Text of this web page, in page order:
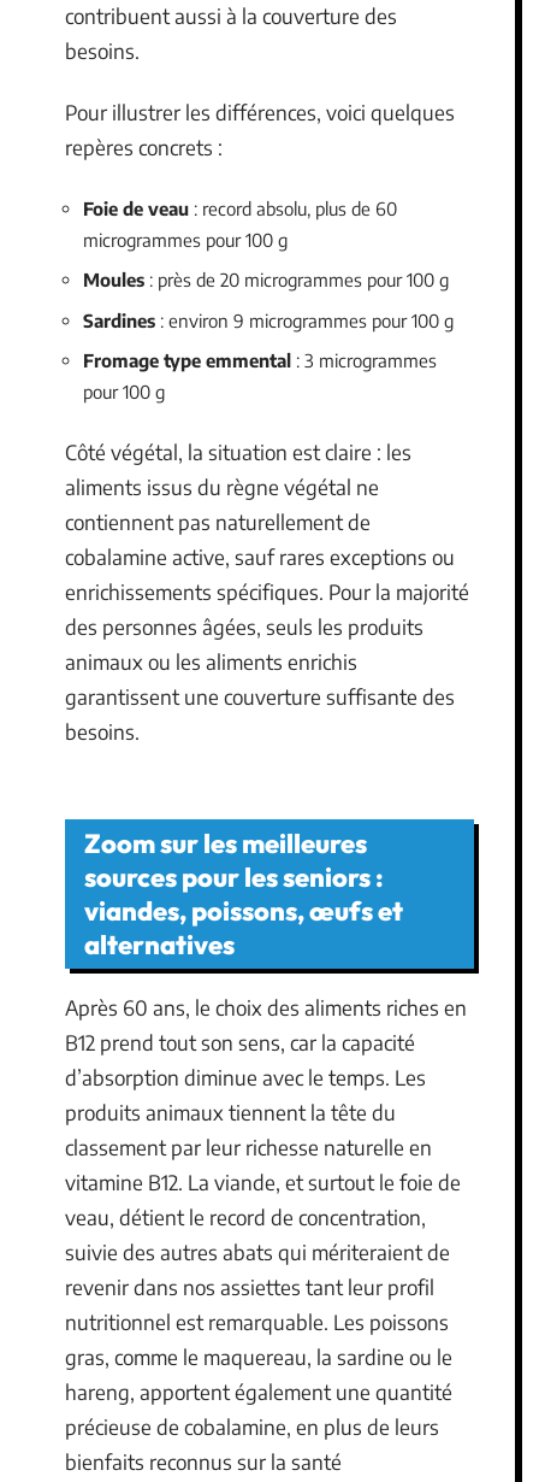
contribuent aussi à la couverture des
besoins.
Pour illustrer les différences, voici quelques
repères concrets :
Foie de veau : record absolu, plus de 60
microgrammes pour 100 g
Moules : près de 20 microgrammes pour 100 g
Sardines : environ 9 microgrammes pour 100 g
Fromage type emmental : 3 microgrammes
pour 100 g
Côté végétal, la situation est claire : les
aliments issus du règne végétal ne
contiennent pas naturellement de
cobalamine active, sauf rares exceptions ou
enrichissements spécifiques. Pour la majorité
des personnes âgées, seuls les produits
animaux ou les aliments enrichis
garantissent une couverture suffisante des
besoins.
Zoom sur les meilleures
sources pour les seniors :
viandes, poissons, œufs et
alternatives
Après 60 ans, le choix des aliments riches en
B12 prend tout son sens, car la capacité
d’absorption diminue avec le temps. Les
produits animaux tiennent la tête du
classement par leur richesse naturelle en
vitamine B12. La viande, et surtout le foie de
veau, détient le record de concentration,
suivie des autres abats qui mériteraient de
revenir dans nos assiettes tant leur profil
nutritionnel est remarquable. Les poissons
gras, comme le maquereau, la sardine ou le
hareng, apportent également une quantité
précieuse de cobalamine, en plus de leurs
bienfaits reconnus sur la santé